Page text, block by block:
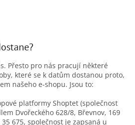
Přesto pro nás pracují některé
které se k datům dostanou proto,
našeho e-shopu. Jsou to:
platformy Shoptet (společnost
Dvořeckého 628/8, Břevnov, 169
35 675, společnost je zapsaná u